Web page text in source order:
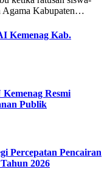
Agama Kabupaten…
Kemenag Kab.
Resmi
Publik
Percepatan Pencairan
2026